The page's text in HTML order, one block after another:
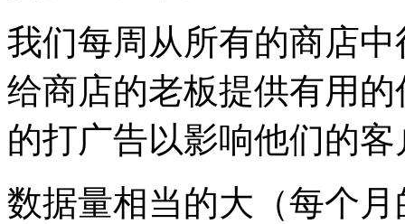
我们每周从所有的商店
给商店的老板提供有用
的打广告以影响他们的客
数据量相当的大（每个